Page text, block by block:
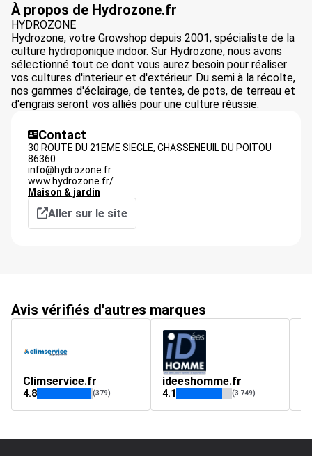
À propos de Hydrozone.fr
HYDROZONE
Hydrozone, votre Growshop depuis 2001, spécialiste de la
culture hydroponique indoor. Sur Hydrozone, nous avons
sélectionné tout ce dont vous aurez besoin pour réaliser
vos cultures d'interieur et d'extérieur. Du semi à la récolte,
nos gammes d'éclairage, de tentes, de pots, de terreau et
d'engrais seront vos alliés pour une culture réussie.
Contact
30 ROUTE DU 21EME SIECLE, CHASSENEUIL DU POITOU
86360
info@hydrozone.fr
www.hydrozone.fr/
Maison & jardin
Aller sur le site
Avis vérifiés d'autres marques
Climservice.fr
4.8 (379)
ideeshomme.fr
4.1 (3 749)